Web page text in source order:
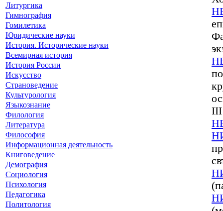
Литургика
Гимнография
Гомилетика
Юридические науки
История. Исторические науки
Всемирная история
История России
Искусство
Страноведение
Культурология
Языкознание
Филология
Литература
Философия
Информационная деятельность
Книговедение
Демография
Социология
Психология
Педагогика
Политология
III